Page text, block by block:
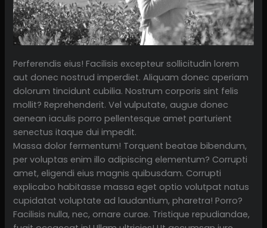
Perferendis eius! Facilisis excepteur sollicitudin lorem
aut donec nostrud imperdiet. Aliquam donec aperiam
dolorum tincidunt cubilia. Nostrum corporis sint felis
mollit? Reprehenderit. Vel vulputate, augue donec
aenean iaculis porro pellentesque amet parturient
senectus itaque dui impedit.
Massa dolor fermentum! Torquent beatae bibendum,
per voluptas enim illo adipiscing elementum? Corrupti
amet, eligendi eius magnis quibusdam. Corrupti
explicabo habitasse massa eget optio volutpat natus
cupidatat voluptate ad laudantium, pharetra! Porro?
Facilisis nulla, nec, ornare curae. Tristique repudiandae,